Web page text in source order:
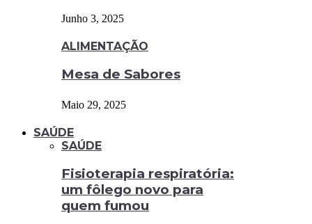
Junho 3, 2025
ALIMENTAÇÃO
Mesa de Sabores
Maio 29, 2025
SAÚDE
SAÚDE
Fisioterapia respiratória:
um fôlego novo para
quem fumou